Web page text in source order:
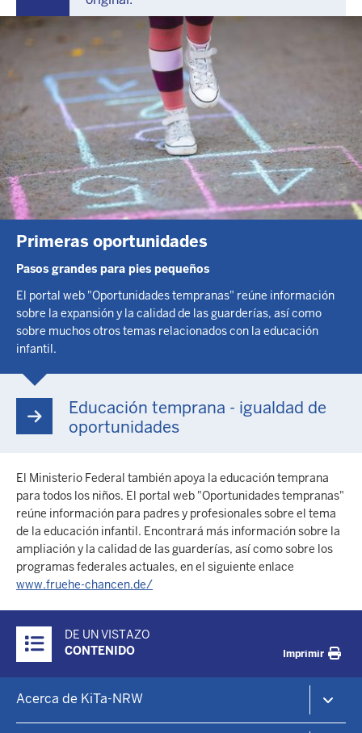
Primeras oportunidades
Pasos grandes para pies pequeños
El portal web "Oportunidades tempranas" reúne información
sobre la expansión y la calidad de las guarderías, así como
sobre muchos otros temas relacionados con la educación
infantil.
Educación temprana - igualdad de
oportunidades
El Ministerio Federal también apoya la educación temprana
para todos los niños. El portal web "Oportunidades tempranas"
reúne información para padres y profesionales sobre el tema
de la educación infantil. Encontrará más información sobre la
ampliación y la calidad de las guarderías, así como sobre los
programas federales actuales, en el siguiente enlace
www.fruehe-chancen.de/
Inhalte
DE UN VISTAZO
CONTENIDO
Imprimir
menu
Acerca de KiTa-NRW